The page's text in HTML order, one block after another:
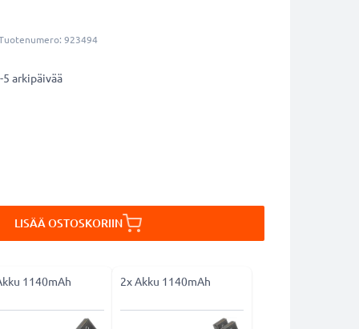
923494
arkipäivää
LISÄÄ OSTOSKORIIN
1140mAh 2x Akku 1140mAh